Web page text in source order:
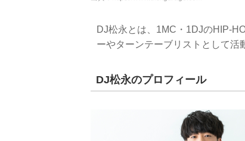
DJ松永とは、1MC・1DJのHIP-
ーやターンテーブリストとして活
DJ松永のプロフィール